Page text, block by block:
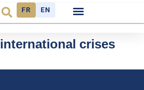
FR EN
international crises